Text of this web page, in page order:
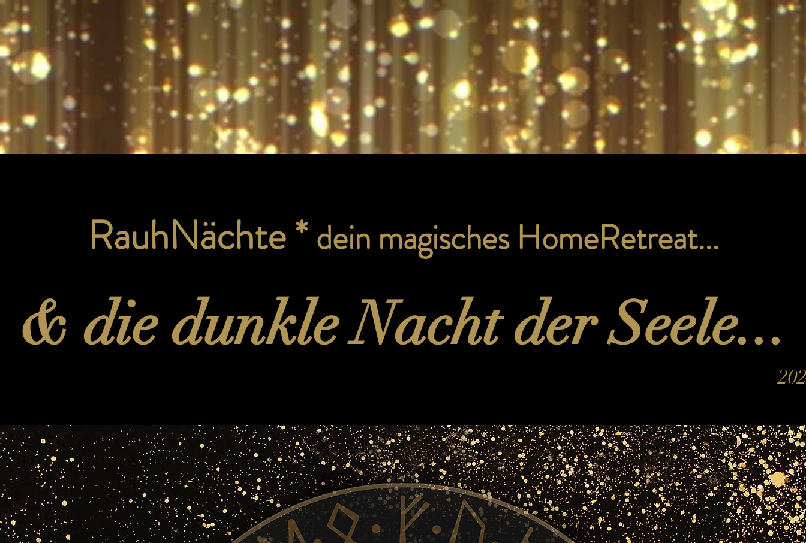
RauhNächte* dein magisches HomeRetreat...
& die dunkle Nacht der Seele...